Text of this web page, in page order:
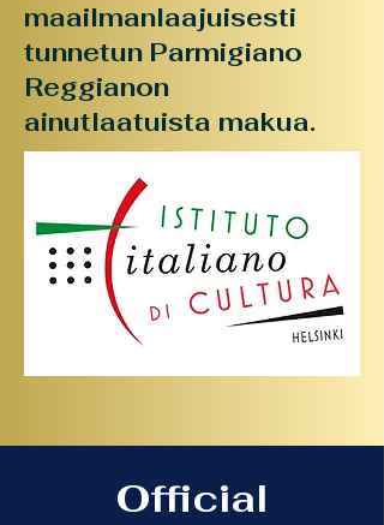
maailmanlaajuisesti
tunnetun Parmigiano
Reggianon
ainutlaatuista makua.
Official